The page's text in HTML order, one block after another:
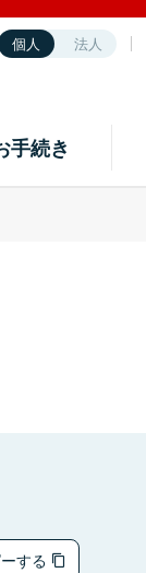
個人 法人
手続き
する